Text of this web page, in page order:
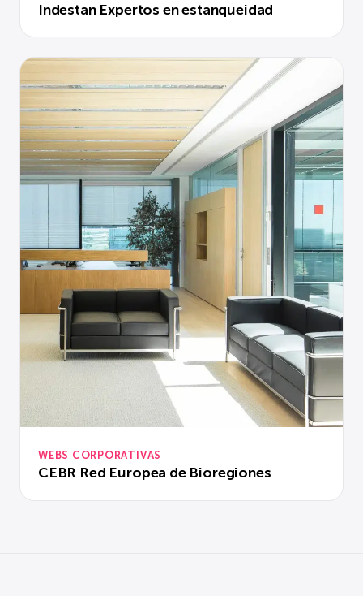
Indestan Expertos en estanqueidad
WEBS CORPORATIVAS
CEBR Red Europea de Bioregiones